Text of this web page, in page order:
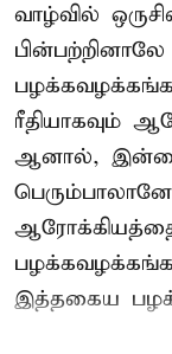
வாழ்வில்
ரீதியாகவும்
ஆனால்,
ஆரோக்கியத்தை
இத்தகைய